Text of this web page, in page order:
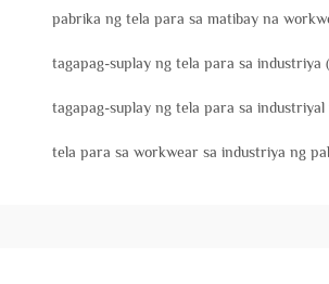
pabrika ng tela para sa matibay na
tagapag-suplay ng tela para sa industriya
tagapag-suplay ng tela para sa
tela para sa workwear sa industriya ng